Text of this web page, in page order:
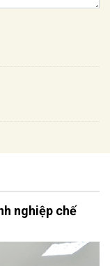
nghiệp chế